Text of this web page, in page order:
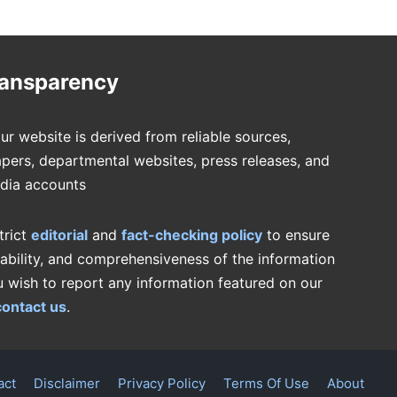
website is derived from reliable sources,
departmental websites, press releases, and
accounts
editorial and fact-checking policy to ensure
and comprehensiveness of the information
wish to report any information featured on our
us.
Disclaimer Privacy Policy Terms Of Use About